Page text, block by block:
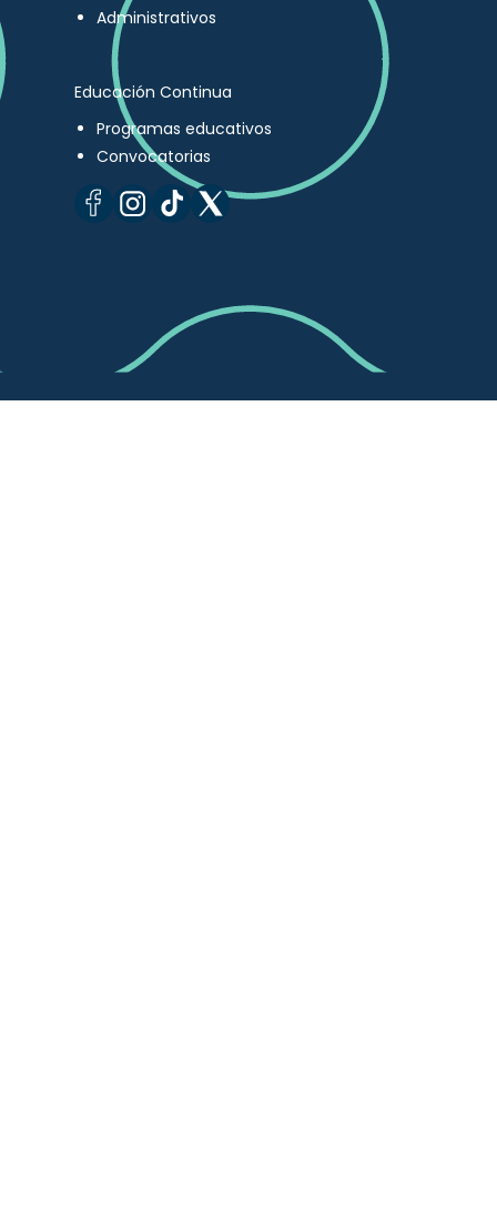
Administrativos
Educación Continua
Programas educativos
Convocatorias